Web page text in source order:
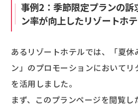
事例2：季節限定プランの訴
ン率が向上したリゾートホ
あるリゾートホテルでは、「夏休
ン」のプロモーションにおいてリ
を活用しました。
まず、このプランページを閲覧し